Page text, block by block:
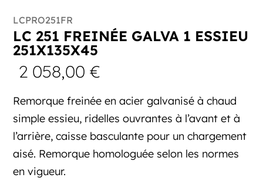
LCPRO251FR
LC 251 FREINÉE GALVA 1 ESSIEU
251X135X45
2 058,00€
Remorque freinée en acier galvanisé à chaud
simple essieu, ridelles ouvrantes à l’avant et à
l’arrière, caisse basculante pour un chargement
aisé. Remorque homologuée selon les normes
en vigueur.